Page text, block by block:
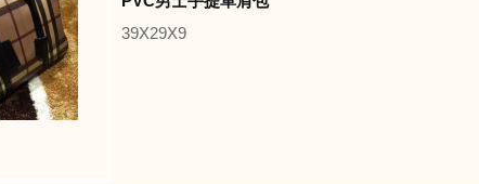
39X29X9